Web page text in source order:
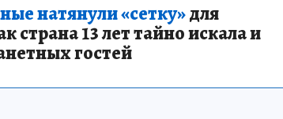
натянули «сетку»для
страна 13 лет тайно искала и
гостей